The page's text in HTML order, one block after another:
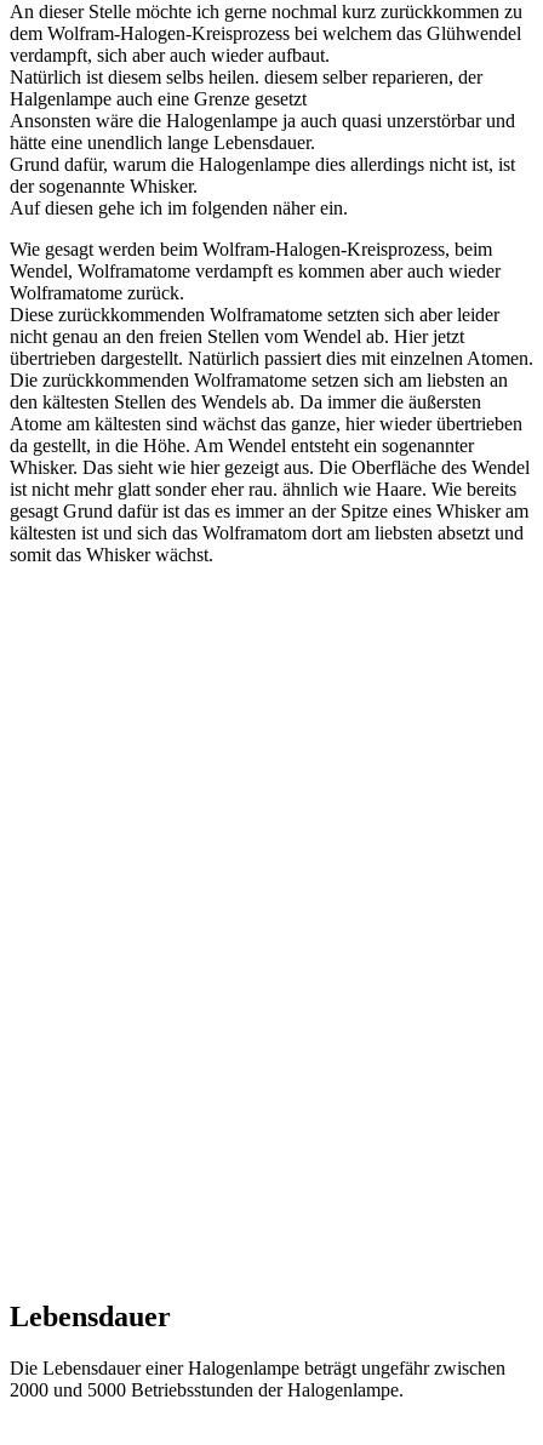
An dieser Stelle möchte ich gerne nochmal kurz zurückkommen zu
dem Wolfram-Halogen-Kreisprozess bei welchem das Glühwendel
verdampft, sich aber auch wieder aufbaut.
Natürlich ist diesem selbs heilen. diesem selber reparieren, der
Halgenlampe auch eine Grenze gesetzt
Ansonsten wäre die Halogenlampe ja auch quasi unzerstörbar und
hätte eine unendlich lange Lebensdauer.
Grund dafür, warum die Halogenlampe dies allerdings nicht ist, ist
der sogenannte Whisker.
Auf diesen gehe ich im folgenden näher ein.
Wie gesagt werden beim Wolfram-Halogen-Kreisprozess, beim
Wendel, Wolframatome verdampft es kommen aber auch wieder
Wolframatome zurück.
Diese zurückkommenden Wolframatome setzten sich aber leider
nicht genau an den freien Stellen vom Wendel ab. Hier jetzt
übertrieben dargestellt. Natürlich passiert dies mit einzelnen Atomen.
Die zurückkommenden Wolframatome setzen sich am liebsten an
den kältesten Stellen des Wendels ab. Da immer die äußersten
Atome am kältesten sind wächst das ganze, hier wieder übertrieben
da gestellt, in die Höhe. Am Wendel entsteht ein sogenannter
Whisker. Das sieht wie hier gezeigt aus. Die Oberfläche des Wendel
ist nicht mehr glatt sonder eher rau. ähnlich wie Haare. Wie bereits
gesagt Grund dafür ist das es immer an der Spitze eines Whisker am
kältesten ist und sich das Wolframatom dort am liebsten absetzt und
somit das Whisker wächst.
Lebensdauer
Die Lebensdauer einer Halogenlampe beträgt ungefähr zwischen
2000 und 5000 Betriebsstunden der Halogenlampe.